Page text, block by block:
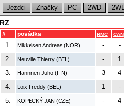
Jezdci Značky PC 2WD
RZ
# posádka RMC CAN
1. Mikkelsen Andreas (NOR) -
-
2.
Neuville Thierry (BEL) -
1
3.
Hänninen Juho (FIN) 3
4
4.
Loix Freddy (BEL) 1
-
5.
KOPECKÝ JAN (CZE) -
4